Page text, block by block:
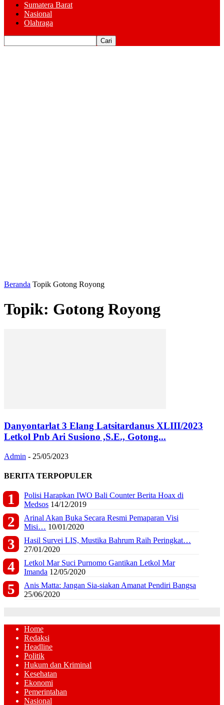
Sumatera Barat
Nasional
Olahraga
Beranda Topik Gotong Royong
Topik: Gotong Royong
Danyontarlat 3 Elang Latsitardanus XLIII/2023
Letkol Pnb Ari Susiono ,S.E., Gotong...
Admin - 25/05/2023
BERITA TERPOPULER
Polisi Harapkan IWO Bali Counter Berita Hoax di
Medsos 14/12/2019
Arinal Akan Buka Secara Resmi Pemaparan Visi
Misi… 10/01/2020
Hasil Survei LIS, Mustika Bahrum Raih Peringkat…
27/01/2020
Letkol Mar Suci Purnomo Gantikan Letkol Mar
Imanda 12/05/2020
Anis Matta: Jangan Sia-siakan Amanat Pendiri Bangsa
25/06/2020
Home
Redaksi
Headline
Politik
Hukum dan Kriminal
Kesehatan
Ekonomi
Pemerintahan
Nasional